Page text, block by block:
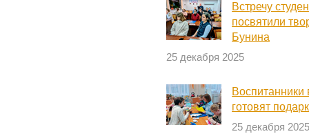
Встречу
посвятили
Бунина
25 декабря 2025
готовят
25 декабря